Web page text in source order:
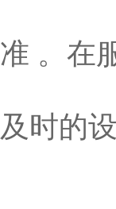
准 。在
及时的